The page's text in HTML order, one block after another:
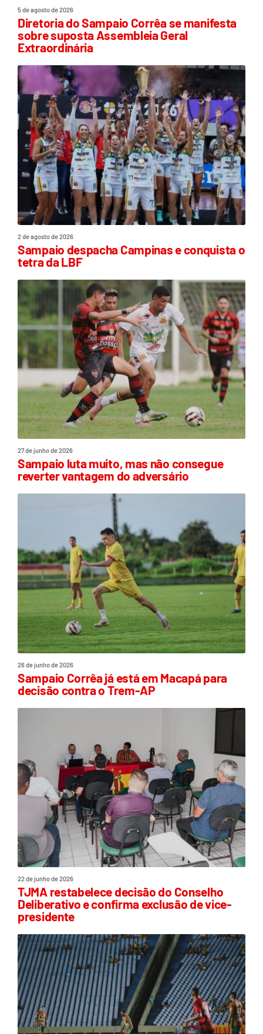
5 de agosto de 2026
Diretoria do Sampaio Corrêa se manifesta
sobre suposta Assembleia Geral
Extraordinária
2 de agosto de 2026
Sampaio despacha Campinas e conquista o
tetra da LBF
27 de junho de 2026
Sampaio luta muito, mas não consegue
reverter vantagem do adversário
26 de junho de 2026
Sampaio Corrêa já está em Macapá para
decisão contra o Trem-AP
22 de junho de 2026
TJMA restabelece decisão do Conselho
Deliberativo e confirma exclusão de vice-
presidente